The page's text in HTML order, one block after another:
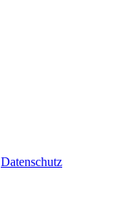
Datenschutz